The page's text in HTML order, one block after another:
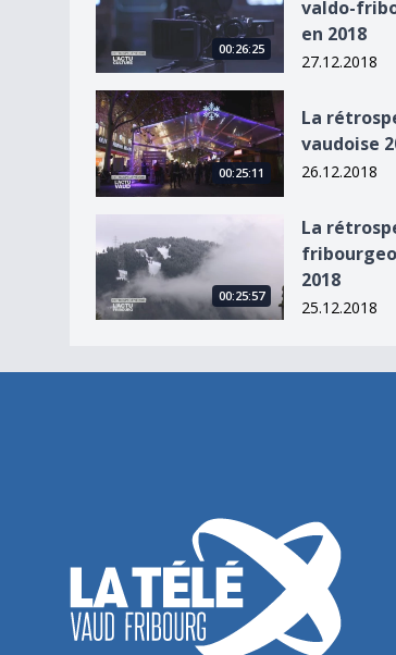
00:26:25
valdo-
en 2018
27.12.2018
La rétrospective vaudoise 2018
00:25:11
La
vaudoise
26.12.2018
La rétrospective fribourgeoise de
00:25:57
La
2018
25.12.2018